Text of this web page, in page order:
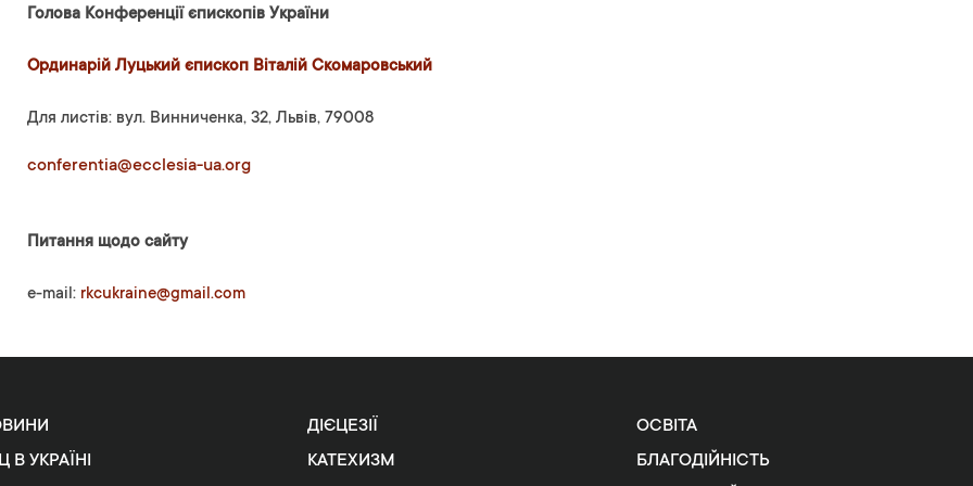
Голова Конференції єпископів України
Ординарій Луцький єпископ Віталій Скомаровський
Для листів: вул. Винниченка, 32, Львів, 79008
conferentia@ecclesia-ua.org
Питання щодо сайту
e-mail: rkcukraine@gmail.com
В УКРАЇНІ
ДІЄЦЕЗІЇ
КАТЕХИЗМ
ОСВІТА
БЛАГОДІЙНІСТЬ